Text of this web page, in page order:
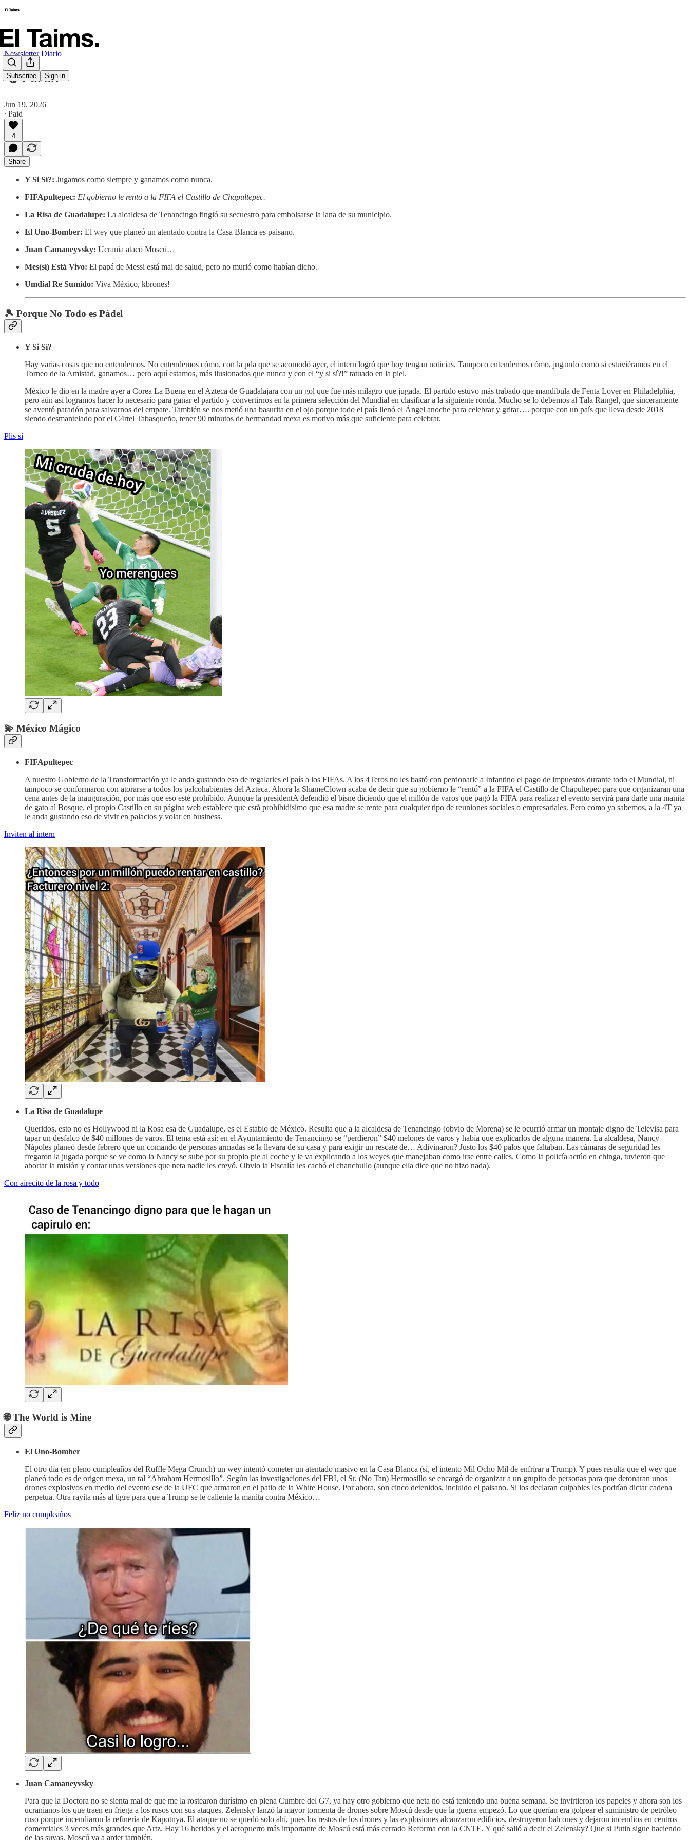
Subscribe Sign in
Newsletter Diario
🗞️ Y Si Sí?
Jun 19, 2026
∙ Paid
4
Share
Y Si Sí?: Jugamos como siempre y ganamos como nunca.
FIFApultepec: El gobierno le rentó a la FIFA el Castillo de Chapultepec.
La Risa de Guadalupe: La alcaldesa de Tenancingo fingió su secuestro para embolsarse la lana de su municipio.
El Uno-Bomber: El wey que planeó un atentado contra la Casa Blanca es paisano.
Juan Camaneyvsky: Ucrania atacó Moscú…
Mes(sí) Está Vivo: El papá de Messi está mal de salud, pero no murió como habían dicho.
Umdial Re Sumido: Viva México, kbrones!
🎾 Porque No Todo es Pádel
Y Si Sí?
Hay varias cosas que no entendemos. No entendemos cómo, con la pda que se acomodó ayer, el intern logró que hoy tengan noticias. Tampoco entendemos cómo, jugando como si estuviéramos en el
Torneo de la Amistad, ganamos… pero aquí estamos, más ilusionados que nunca y con el “y si sí?!” tatuado en la piel.
México le dio en la madre ayer a Corea La Buena en el Azteca de Guadalajara con un gol que fue más milagro que jugada. El partido estuvo más trabado que mandíbula de Fenta Lover en Philadelphia,
pero aún así logramos hacer lo necesario para ganar el partido y convertirnos en la primera selección del Mundial en clasificar a la siguiente ronda. Mucho se lo debemos al Tala Rangel, que sinceramente
se aventó paradón para salvarnos del empate. También se nos metió una basurita en el ojo porque todo el país llenó el Ángel anoche para celebrar y gritar…. porque con un país que lleva desde 2018
siendo desmantelado por el C4rtel Tabasqueño, tener 90 minutos de hermandad mexa es motivo más que suficiente para celebrar.
Plis sí
💫 México Mágico
FIFApultepec
A nuestro Gobierno de la Transformación ya le anda gustando eso de regalarles el país a los FIFAs. A los 4Teros no les bastó con perdonarle a Infantino el pago de impuestos durante todo el Mundial, ni
tampoco se conformaron con atorarse a todos los palcohabientes del Azteca. Ahora la ShameClown acaba de decir que su gobierno le “rentó” a la FIFA el Castillo de Chapultepec para que organizaran una
cena antes de la inauguración, por más que eso esté prohibido. Aunque la presidentA defendió el bisne diciendo que el millón de varos que pagó la FIFA para realizar el evento servirá para darle una manita
de gato al Bosque, el propio Castillo en su página web establece que está prohibidísimo que esa madre se rente para cualquier tipo de reuniones sociales o empresariales. Pero como ya sabemos, a la 4T ya
le anda gustando eso de vivir en palacios y volar en business.
Inviten al intern
La Risa de Guadalupe
Queridos, esto no es Hollywood ni la Rosa esa de Guadalupe, es el Establo de México. Resulta que a la alcaldesa de Tenancingo (obvio de Morena) se le ocurrió armar un montaje digno de Televisa para
tapar un desfalco de $40 millones de varos. El tema está así: en el Ayuntamiento de Tenancingo se “perdieron” $40 melones de varos y había que explicarlos de alguna manera. La alcaldesa, Nancy
Nápoles planeó desde febrero que un comando de personas armadas se la llevara de su casa y para exigir un rescate de… Adivinaron? Justo los $40 palos que faltaban. Las cámaras de seguridad les
fregaron la jugada porque se ve como la Nancy se sube por su propio pie al coche y le va explicando a los weyes que manejaban como irse entre calles. Como la policía actúo en chinga, tuvieron que
abortar la misión y contar unas versiones que neta nadie les creyó. Obvio la Fiscalía les cachó el chanchullo (aunque ella dice que no hizo nada).
Con airecito de la rosa y todo
🌐 The World is Mine
El Uno-Bomber
El otro día (en pleno cumpleaños del Ruffle Mega Crunch) un wey intentó cometer un atentado masivo en la Casa Blanca (sí, el intento Mil Ocho Mil de enfrirar a Trump). Y pues resulta que el wey que
planeó todo es de origen mexa, un tal “Abraham Hermosillo”. Según las investigaciones del FBI, el Sr. (No Tan) Hermosillo se encargó de organizar a un grupito de personas para que detonaran unos
drones explosivos en medio del evento ese de la UFC que armaron en el patio de la White House. Por ahora, son cinco detenidos, incluido el paisano. Si los declaran culpables les podrían dictar cadena
perpetua. Otra rayita más al tigre para que a Trump se le caliente la manita contra México…
Feliz no cumpleaños
Juan Camaneyvsky
Para que la Doctora no se sienta mal de que me la rostearon durísimo en plena Cumbre del G7, ya hay otro gobierno que neta no está teniendo una buena semana. Se invirtieron los papeles y ahora son los
ucranianos los que traen en friega a los rusos con sus ataques. Zelensky lanzó la mayor tormenta de drones sobre Moscú desde que la guerra empezó. Lo que querían era golpear el suministro de petróleo
ruso porque incendiaron la refinería de Kapotnya. El ataque no se quedó solo ahí, pues los restos de los drones y las explosiones alcanzaron edificios, destruyeron balcones y dejaron incendios en centros
comerciales 3 veces más grandes que Artz. Hay 16 heridos y el aeropuerto más importante de Moscú está más cerrado Reforma con la CNTE. Y qué salió a decir el Zelensky? Que si Putin sigue haciendo
de las suyas, Moscú va a arder también.